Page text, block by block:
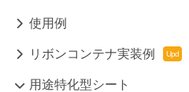
使用例
リボンコンテナ実装例
用途特化型シート